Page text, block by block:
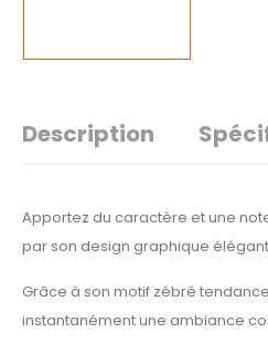
Description
Apportez du caractère et une
par son design graphique
Grâce à son motif zébré
instantanément une ambiance